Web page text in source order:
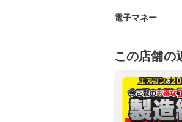
電子マネー
この店舗の